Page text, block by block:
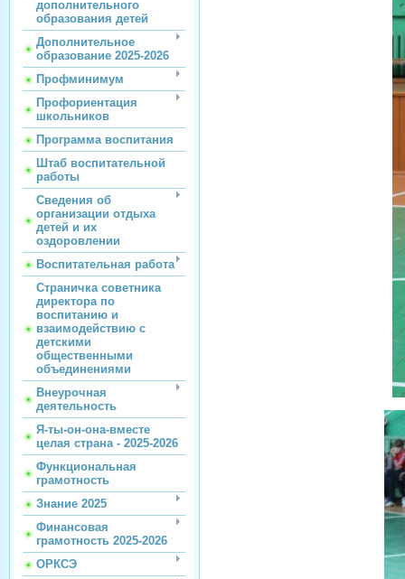
дополнительного
образования детей
Дополнительное
образование 2025-2026
Профминимум
Профориентация
школьников
Программа воспитания
Штаб воспитательной
работы
Сведения об
организации отдыха
детей и их
оздоровлении
Воспитательная работа
Страничка советника
директора по
воспитанию и
взаимодействию с
детскими
общественными
объединениями
Внеурочная
деятельность
Я-ты-он-она-вместе
целая страна - 2025-2026
Функциональная
грамотность
Знание 2025
Финансовая
грамотность 2025-2026
ОРКСЭ